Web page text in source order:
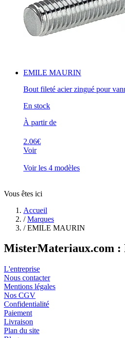
EMILE MAURIN
Bout fileté acier zingué pour
En stock
À partir de
2.06€
Voir
Voir les 4 modèles
Vous êtes ici
Accueil
/ Marques
/ EMILE MAURIN
MisterMateriaux.com :
L'entreprise
Nous contacter
Mentions légales
Nos CGV
Confidentialité
Paiement
Livraison
Plan du site